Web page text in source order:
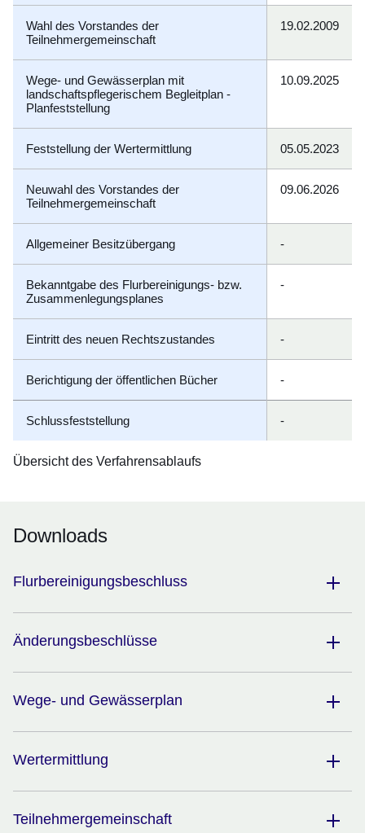
Übersicht des Verfahrensablaufs
Wahl des Vorstandes der
Teilnehmergemeinschaft
19.02.2009
Wege- und Gewässerplan mit
landschaftspflegerischem Begleitplan -
Planfeststellung
10.09.2025
Feststellung der Wertermittlung 05.05.2023
Neuwahl des Vorstandes der
Teilnehmergemeinschaft
09.06.2026
Allgemeiner Besitzübergang -
Bekanntgabe des Flurbereinigungs- bzw.
Zusammenlegungsplanes
-
Eintritt des neuen Rechtszustandes -
Berichtigung der öffentlichen Bücher -
Schlussfeststellung -
Downloads
Flurbereinigungsbeschluss
Änderungsbeschlüsse
Wege- und Gewässerplan
Wertermittlung
Teilnehmergemeinschaft